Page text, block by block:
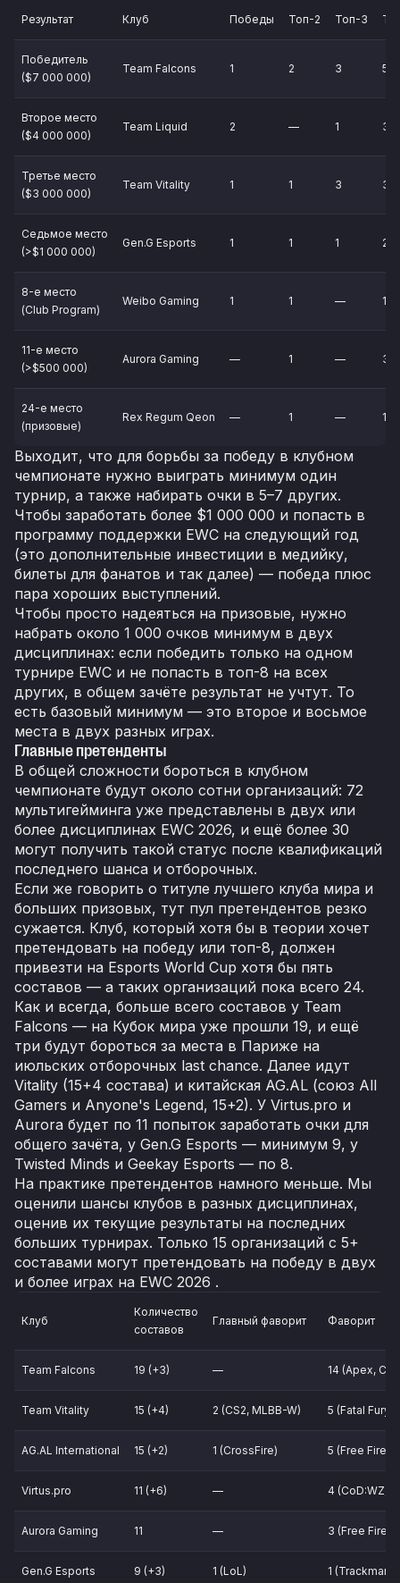
Результат Клуб Победы Топ-2 Топ-3
Победитель
($7 000 000)
Team Falcons 1 2 3 5
Второе место
($4 000 000)
Team Liquid 2 — 1 3
Третье место
($3 000 000)
Team Vitality 1 1 3 3
Седьмое место
(>$1 000 000)
Gen.G Esports 1 1 1 2
8-е место
(Club Program)
Weibo Gaming 1 1 — 1
11-е место
(>$500 000)
Aurora Gaming — 1 — 3
24-е место
(призовые)
Rex Regum Qeon — 1 — 1
Выходит, что для борьбы за победу в клубном
чемпионате нужно выиграть минимум один
турнир, а также набирать очки в 5–7 других.
Чтобы заработать более $1 000 000 и попасть в
программу поддержки EWC на следующий год
(это дополнительные инвестиции в медийку,
билеты для фанатов и так далее) — победа плюс
пара хороших выступлений.
Чтобы просто надеяться на призовые, нужно
набрать около 1 000 очков минимум в двух
дисциплинах: если победить только на одном
турнире EWC и не попасть в топ-8 на всех
других, в общем зачёте результат не учтут. То
есть базовый минимум — это второе и восьмое
места в двух разных играх.
Главные претенденты
В общей сложности бороться в клубном
чемпионате будут около сотни организаций: 72
мультигейминга уже представлены в двух или
более дисциплинах EWC 2026, и ещё более 30
могут получить такой статус после квалификаций
последнего шанса и отборочных.
Если же говорить о титуле лучшего клуба мира и
больших призовых, тут пул претендентов резко
сужается. Клуб, который хотя бы в теории хочет
претендовать на победу или топ-8, должен
привезти на Esports World Cup хотя бы пять
составов — а таких организаций пока всего 24.
Как и всегда, больше всего составов у Team
Falcons — на Кубок мира уже прошли 19, и ещё
три будут бороться за места в Париже на
июльских отборочных last chance. Далее идут
Vitality (15+4 состава) и китайская AG.AL (союз All
Gamers и Anyone's Legend, 15+2). У Virtus.pro и
Aurora будет по 11 попыток заработать очки для
общего зачёта, у Gen.G Esports — минимум 9, у
Twisted Minds и Geekay Esports — по 8.
На практике претендентов намного меньше. Мы
оценили шансы клубов в разных дисциплинах,
оценив их текущие результаты на последних
больших турнирах. Только 15 организаций с 5+
составами могут претендовать на победу в двух
и более играх на EWC 2026 .
Клуб
Количество
составов
Главный фаворит Фаворит
Team Falcons 19 (+3) — 14 (Apex,
Team Vitality 15 (+4) 2 (CS2, MLBB-W) 5 (Fatal Fury,
AG.AL International 15 (+2) 1 (CrossFire) 5 (Free Fire,
Virtus.pro 11 (+6) — 4 (CoD:WZ,
Aurora Gaming 11 — 3 (Free Fire,
Gen.G Esports 9 (+3) 1 (LoL) 1